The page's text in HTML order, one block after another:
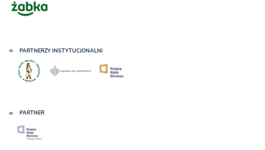
PARTNERZY INSTYTUCJONALNI
PARTNER